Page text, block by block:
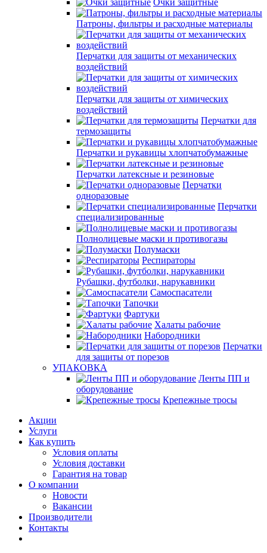
Очки защитные
Патроны, фильтры и расходные материалы
Перчатки для защиты от механических
воздействий
Перчатки для защиты от химических
воздействий
Перчатки для
термозащиты
Перчатки и рукавицы хлопчатобумажные
Перчатки латексные и резиновые
Перчатки
одноразовые
Перчатки
специализированные
Полнолицевые маски и противогазы
Полумаски
Респираторы
Рубашки, футболки, нарукавники
Самоспасатели
Тапочки
Фартуки
Халаты рабочие
Набородники
Перчатки
для защиты от порезов
УПАКОВКА
Ленты ПП и
оборудование
Крепежные тросы
Акции
Услуги
Как купить
Условия оплаты
Условия доставки
Гарантия на товар
О компании
Новости
Вакансии
Производители
Контакты